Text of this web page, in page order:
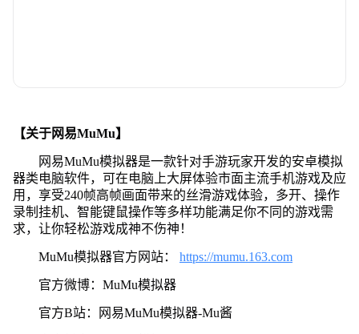
【关于网易MuMu】
网易MuMu模拟器是一款针对手游玩家开发的安卓模拟
器类电脑软件，可在电脑上大屏体验市面主流手机游戏及应
用，享受240帧高帧画面带来的丝滑游戏体验，多开、操作
录制挂机、智能键鼠操作等多样功能满足你不同的游戏需
求，让你轻松游戏成神不伤神！
MuMu模拟器官方网站： https://mumu.163.com
官方微博：MuMu模拟器
官方B站：网易MuMu模拟器-Mu酱